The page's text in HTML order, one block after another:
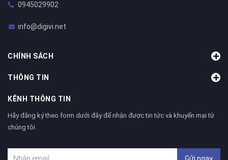
0945029902
info@digivi.net
CHÍNH SÁCH
THÔNG TIN
KÊNH THÔNG TIN
Hãy đăng ký theo form dưới đây để nhận được tin tức và khuyến mại từ
chúng tôi.